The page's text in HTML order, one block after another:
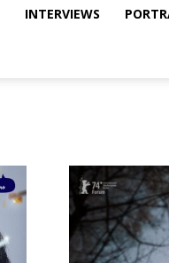
INTERVIEWS